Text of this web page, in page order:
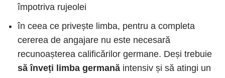
împotriva rujeolei
în ceea ce privește limba, pentru a completa
cererea de angajare nu este necesară
recunoașterea calificărilor germane. Deși trebuie
să înveți limba germană intensiv și să atingi un